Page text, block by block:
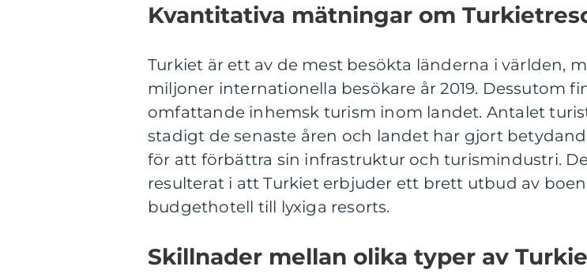
Kvantitativa mätningar om
Turkiet är ett av de mest besökta länderna i världen,
miljoner internationella besökare år 2019. Dessutom
omfattande inhemsk turism inom landet. Antalet
stadigt de senaste åren och landet har gjort
för att förbättra sin infrastruktur och turismindustri.
resulterat i att Turkiet erbjuder ett brett utbud av
budgethotell till lyxiga resorts.
Skillnader mellan olika typer av